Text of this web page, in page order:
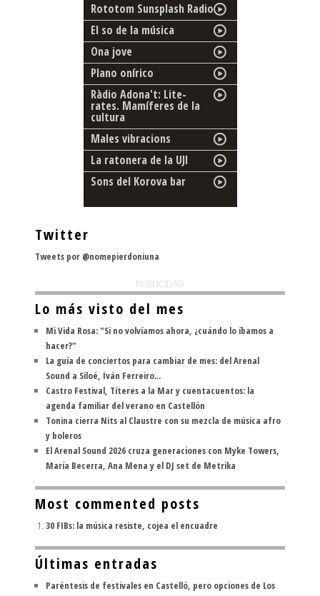
Rototom Sunsplash Radio
El so de la música
Ona jove
Plano onírico
Ràdio Adona't: Lite-
rates. Mamíferes de la
cultura
Males vibracions
La ratonera de la UJI
Sons del Korova bar
Twitter
Tweets por @nomepierdoniuna
PUBLICIDAD
Lo más visto del mes
Mi Vida Rosa: "Si no volvíamos ahora, ¿cuándo lo íbamos a
hacer?"
La guía de conciertos para cambiar de mes: del Arenal
Sound a Siloé, Iván Ferreiro...
Castro Festival, Títeres a la Mar y cuentacuentos: la
agenda familiar del verano en Castellón
Tonina cierra Nits al Claustre con su mezcla de música afro
y boleros
El Arenal Sound 2026 cruza generaciones con Myke Towers,
María Becerra, Ana Mena y el DJ set de Metrika
Most commented posts
30 FIBs: la música resiste, cojea el encuadre
Últimas entradas
Paréntesis de festivales en Castelló, pero opciones de Los